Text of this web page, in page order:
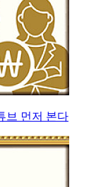
브 먼저 본다